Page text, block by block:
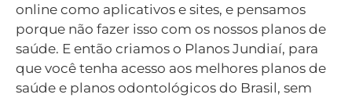
online como aplicativos e sites, e pensamos
porque não fazer isso com os nossos planos de
saúde. E então criamos o Planos Jundiaí, para
que você tenha acesso aos melhores planos de
saúde e planos odontológicos do Brasil, sem